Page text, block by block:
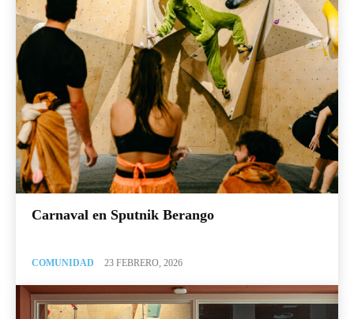
Carnaval en Sputnik Berango
COMUNIDAD 23 FEBRERO, 2026